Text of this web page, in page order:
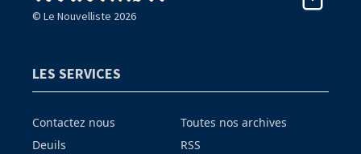
© Le Nouvelliste 2026
LES SERVICES
Contactez nous
Deuils
Toutes nos archives
RSS